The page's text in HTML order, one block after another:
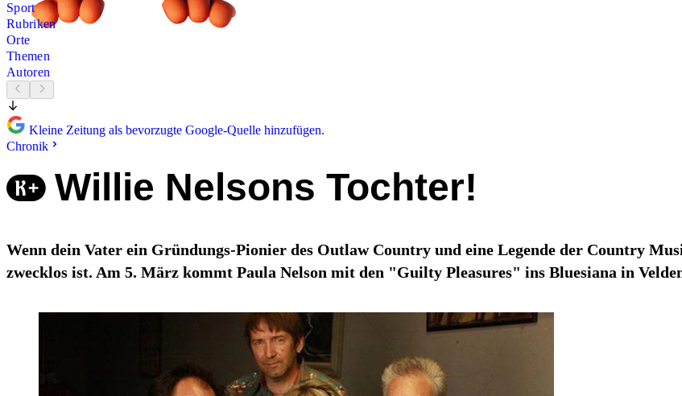
Sport
Rubriken
Orte
Themen
Autoren
Kleine Zeitung als bevorzugte Google-Quelle hinzufügen.
Chronik
Willie Nelsons Tochter!
Wenn dein Vater ein Gründungs-Pionier des Outlaw Country und eine Legende der Country
zwecklos ist. Am 5. März kommt Paula Nelson mit den "Guilty Pleasures" ins Bluesiana in